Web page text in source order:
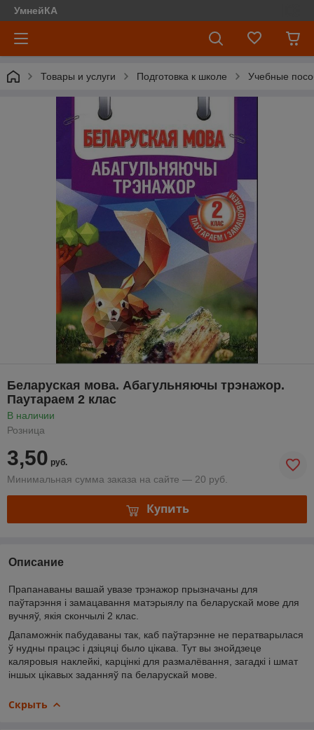
УмнейКА
Товары и услуги Подготовка к школе Учебные
Беларуская мова. Абагульняючы трэнажор.
Паутараем 2 клас
В наличии
Розница
3,50 руб.
Минимальная сумма заказа на сайте — 20 руб.
Купить
Описание
Прапанаваны вашай увазе трэнажор прызначаны для
паўтарэння і замацавання матэрыялу па беларускай мове для
вучняў, якія скончылі 2 клас.
Дапаможнік пабудаваны так, каб паўтарэнне не ператварылася
ў нудны працэс і дзіцяці было цікава. Тут вы знойдзеце
каляровыя наклейкі, карцінкі для размалёвання, загадкі і шмат
іншых цікавых заданняў па беларускай мове.
Скрыть